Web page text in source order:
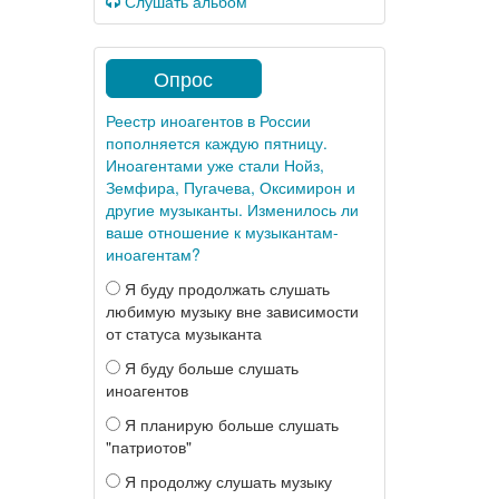
Опрос
Реестр иноагентов в России
пополняется каждую пятницу.
Иноагентами уже стали Нойз,
Земфира, Пугачева, Оксимирон и
другие музыканты. Изменилось ли
ваше отношение к музыкантам-
иноагентам?
Я буду продолжать слушать
любимую музыку вне зависимости
от статуса музыканта
Я буду больше слушать
иноагентов
Я планирую больше слушать
"патриотов"
Я продолжу слушать музыку